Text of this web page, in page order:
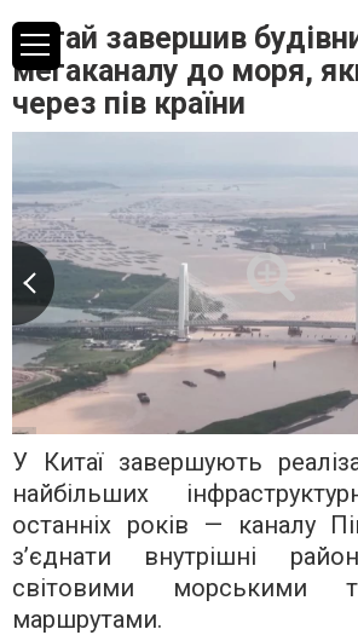
Китай завершив
мегаканалу до моря,
через пів країни
У Китаї завершують
найбільших
останніх років — каналу
з’єднати внутрішні
світовими морськими
маршрутами.